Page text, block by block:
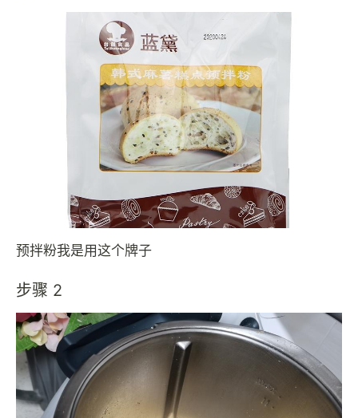
预拌粉我是用这个牌子
步骤 2